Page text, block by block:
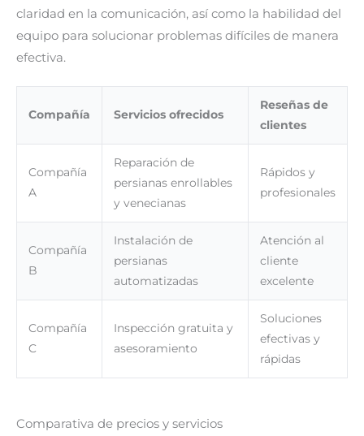
claridad en la comunicación, así como la habilidad del
equipo para solucionar problemas difíciles de manera
efectiva.
Compañía Servicios ofrecidos
Reseñas de
clientes
Compañía
A
Reparación de
persianas enrollables
y venecianas
Rápidos y
profesionales
Compañía
B
Instalación de
persianas
automatizadas
Atención al
cliente
excelente
Compañía
C
Inspección gratuita y
asesoramiento
Soluciones
efectivas y
rápidas
Comparativa de precios y servicios